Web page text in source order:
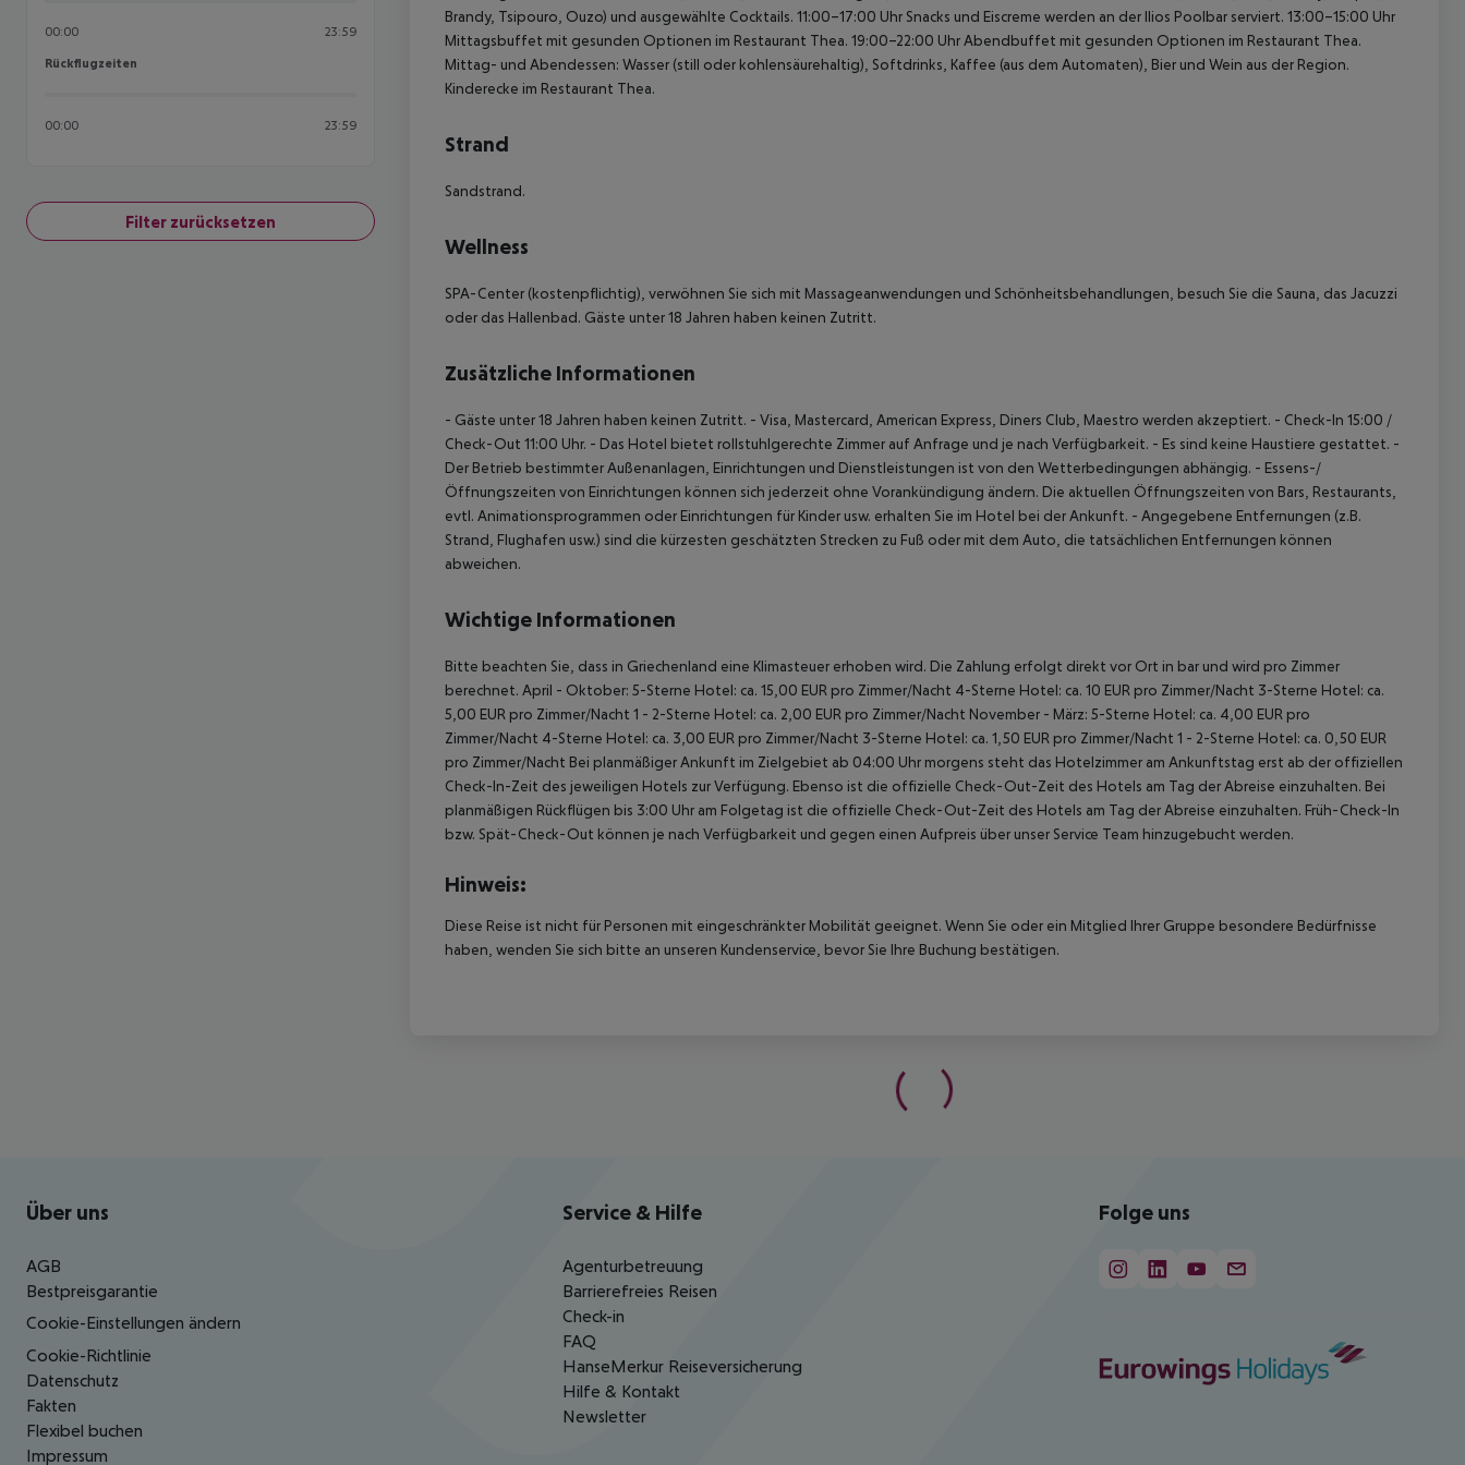
00:00 23:59
Rückflugzeiten
Rückflugzeiten
00:00 23:59
Filter zurücksetzen
Brandy, Tsipouro, Ouzo) und ausgewählte Cocktails. 11:00–17:00 Uhr Snacks und Eiscreme werden an der Ilios Poolbar serviert. 13:00–15:00 Uhr
Mittagsbuffet mit gesunden Optionen im Restaurant Thea. 19:00–22:00 Uhr Abendbuffet mit gesunden Optionen im Restaurant Thea.
Mittag- und Abendessen: Wasser (still oder kohlensäurehaltig), Softdrinks, Kaffee (aus dem Automaten), Bier und Wein aus der Region.
Kinderecke im Restaurant Thea.
Strand
Sandstrand.
Wellness
SPA-Center (kostenpflichtig), verwöhnen Sie sich mit Massageanwendungen und Schönheitsbehandlungen, besuch Sie die Sauna, das Jacuzzi
oder das Hallenbad. Gäste unter 18 Jahren haben keinen Zutritt.
Zusätzliche Informationen
- Gäste unter 18 Jahren haben keinen Zutritt. - Visa, Mastercard, American Express, Diners Club, Maestro werden akzeptiert. - Check-In 15:00 /
Check-Out 11:00 Uhr. - Das Hotel bietet rollstuhlgerechte Zimmer auf Anfrage und je nach Verfügbarkeit. - Es sind keine Haustiere gestattet. -
Der Betrieb bestimmter Außenanlagen, Einrichtungen und Dienstleistungen ist von den Wetterbedingungen abhängig. - Essens-/
Öffnungszeiten von Einrichtungen können sich jederzeit ohne Vorankündigung ändern. Die aktuellen Öffnungszeiten von Bars, Restaurants,
evtl. Animationsprogrammen oder Einrichtungen für Kinder usw. erhalten Sie im Hotel bei der Ankunft. - Angegebene Entfernungen (z.B.
Strand, Flughafen usw.) sind die kürzesten geschätzten Strecken zu Fuß oder mit dem Auto, die tatsächlichen Entfernungen können
abweichen.
Wichtige Informationen
Bitte beachten Sie, dass in Griechenland eine Klimasteuer erhoben wird. Die Zahlung erfolgt direkt vor Ort in bar und wird pro Zimmer
berechnet. April - Oktober: 5-Sterne Hotel: ca. 15,00 EUR pro Zimmer/Nacht 4-Sterne Hotel: ca. 10 EUR pro Zimmer/Nacht 3-Sterne Hotel: ca.
5,00 EUR pro Zimmer/Nacht 1 - 2-Sterne Hotel: ca. 2,00 EUR pro Zimmer/Nacht November - März: 5-Sterne Hotel: ca. 4,00 EUR pro
Zimmer/Nacht 4-Sterne Hotel: ca. 3,00 EUR pro Zimmer/Nacht 3-Sterne Hotel: ca. 1,50 EUR pro Zimmer/Nacht 1 - 2-Sterne Hotel: ca. 0,50 EUR
pro Zimmer/Nacht Bei planmäßiger Ankunft im Zielgebiet ab 04:00 Uhr morgens steht das Hotelzimmer am Ankunftstag erst ab der offiziellen
Check-In-Zeit des jeweiligen Hotels zur Verfügung. Ebenso ist die offizielle Check-Out-Zeit des Hotels am Tag der Abreise einzuhalten. Bei
planmäßigen Rückflügen bis 3:00 Uhr am Folgetag ist die offizielle Check-Out-Zeit des Hotels am Tag der Abreise einzuhalten. Früh-Check-In
bzw. Spät-Check-Out können je nach Verfügbarkeit und gegen einen Aufpreis über unser Service Team hinzugebucht werden.
Hinweis:
Diese Reise ist nicht für Personen mit eingeschränkter Mobilität geeignet. Wenn Sie oder ein Mitglied Ihrer Gruppe besondere Bedürfnisse
haben, wenden Sie sich bitte an unseren Kundenservice, bevor Sie Ihre Buchung bestätigen.
Footer navigation
Über uns
AGB
Bestpreisgarantie
Cookie-Einstellungen ändern
Cookie-Richtlinie
Datenschutz
Fakten
Flexibel buchen
Impressum
Service & Hilfe
Agenturbetreuung
Barrierefreies Reisen
Check-in
FAQ
HanseMerkur Reiseversicherung
Hilfe & Kontakt
Newsletter
Folge uns